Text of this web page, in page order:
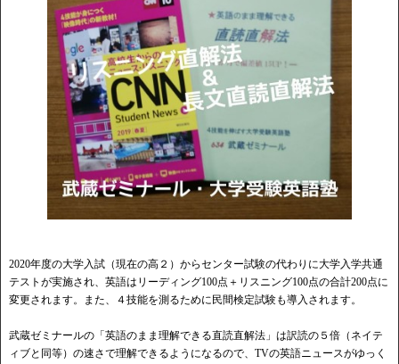
2020年度の大学入試（現在の高２）からセンター試験の代わりに大学入学共通
テストが実施され、英語はリーディング100点＋リスニング100点の合計200点に
変更されます。また、４技能を測るために民間検定試験も導入されます。
武蔵ゼミナールの「英語のまま理解できる直読直解法」は訳読の５倍（ネイテ
ィブと同等）の速さで理解できるようになるので、TVの英語ニュースがゆっく